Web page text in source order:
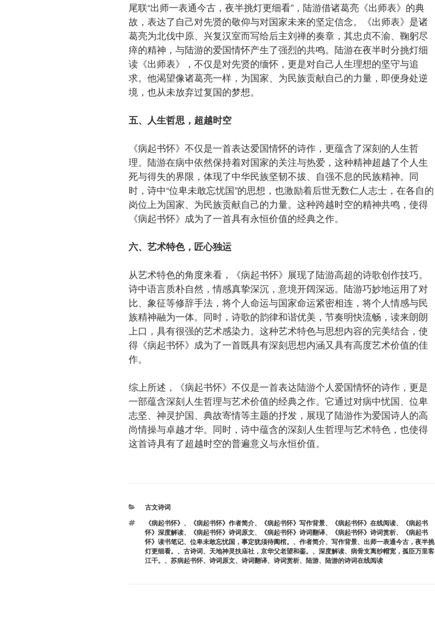
尾联“出师一表通今古，夜半挑灯更细看”，陆游借诸葛亮《出师表》的典
故，表达了自己对先贤的敬仰与对国家未来的坚定信念。《出师表》是诸
葛亮为北伐中原、兴复汉室而写给后主刘禅的奏章，其忠贞不渝、鞠躬尽
瘁的精神，与陆游的爱国情怀产生了强烈的共鸣。陆游在夜半时分挑灯细
读《出师表》，不仅是对先贤的缅怀，更是对自己人生理想的坚守与追
求。他渴望像诸葛亮一样，为国家、为民族贡献自己的力量，即便身处逆
境，也从未放弃过复国的梦想。
五、人生哲思，超越时空
《病起书怀》不仅是一首表达爱国情怀的诗作，更蕴含了深刻的人生哲
理。陆游在病中依然保持着对国家的关注与热爱，这种精神超越了个人生
死与得失的界限，体现了中华民族坚韧不拔、自强不息的民族精神。同
时，诗中“位卑未敢忘忧国”的思想，也激励着后世无数仁人志士，在各自的
岗位上为国家、为民族贡献自己的力量。这种跨越时空的精神共鸣，使得
《病起书怀》成为了一首具有永恒价值的经典之作。
六、艺术特色，匠心独运
从艺术特色的角度来看，《病起书怀》展现了陆游高超的诗歌创作技巧。
诗中语言质朴自然，情感真挚深沉，意境开阔深远。陆游巧妙地运用了对
比、象征等修辞手法，将个人命运与国家命运紧密相连，将个人情感与民
族精神融为一体。同时，诗歌的韵律和谐优美，节奏明快流畅，读来朗朗
上口，具有很强的艺术感染力。这种艺术特色与思想内容的完美结合，使
得《病起书怀》成为了一首既具有深刻思想内涵又具有高度艺术价值的佳
作。
综上所述，《病起书怀》不仅是一首表达陆游个人爱国情怀的诗作，更是
一部蕴含深刻人生哲理与艺术价值的经典之作。它通过对病中忧国、位卑
志坚、神灵护国、典故寄情等主题的抒发，展现了陆游作为爱国诗人的高
尚情操与卓越才华。同时，诗中蕴含的深刻人生哲理与艺术特色，也使得
这首诗具有了超越时空的普遍意义与永恒价值。
分
古文诗词
标
签
《病起书怀》 、 《病起书怀》作者简介、 《病起书怀》写作背景、 《病起书怀》在线阅读、
《病起书
怀》深度解读、 《病起书怀》诗词原文、 《病起书怀》诗词翻译、 《病起书怀》诗词赏析、
《病起书
怀》读书笔记、 位卑未敢忘忧国，事定犹须待阖棺。 、 作者简介、 写作背景、 出师一表通今古，夜半挑
灯更细看。 、 古诗词、 天地神灵扶庙社，京华父老望和銮。 、 深度解读、 病骨支离纱帽宽，孤臣万里客
江干。 、 苏病起书怀、 诗词原文、 诗词翻译、 诗词赏析、 陆游、 陆游的诗词在线阅读